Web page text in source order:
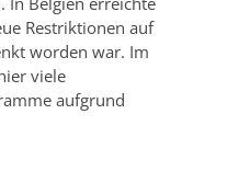
Restriktionen auf
worden war. Im
viele
aufgrund